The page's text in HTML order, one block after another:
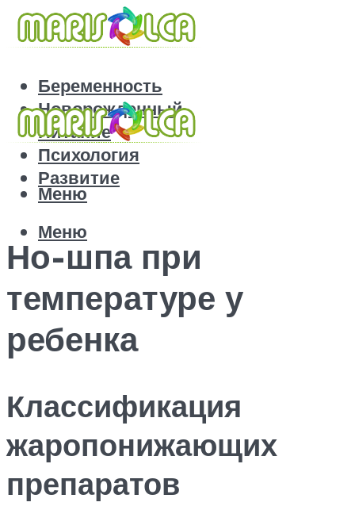
Беременность
Новорожденный
Питание
Психология
Развитие
Меню
Меню
Но-шпа при
температуре у
ребенка
Классификация
жаропонижающих
препаратов